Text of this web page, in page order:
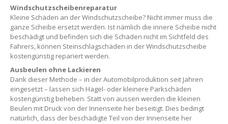
Windschutzscheibenreparatur
Kleine Schäden an der Windschutzscheibe? Nicht immer muss die
ganze Scheibe ersetzt werden. Ist nämlich die innere Scheibe nicht
beschädigt und befinden sich die Schäden nicht im Sichtfeld des
Fahrers, können Steinschlagschäden in der Windschutzscheibe
kostengünstig repariert werden.
Ausbeulen ohne Lackieren
Dank dieser Methode – in der Automobilproduktion seit Jahren
eingesetzt – lassen sich Hagel- oder kleinere Parkschäden
kostengünstig beheben. Statt von aussen werden die kleinen
Beulen mit Druck von der Innenseite her beseitigt. Dies bedingt
natürlich, dass der beschädigte Teil von der Innenseite her